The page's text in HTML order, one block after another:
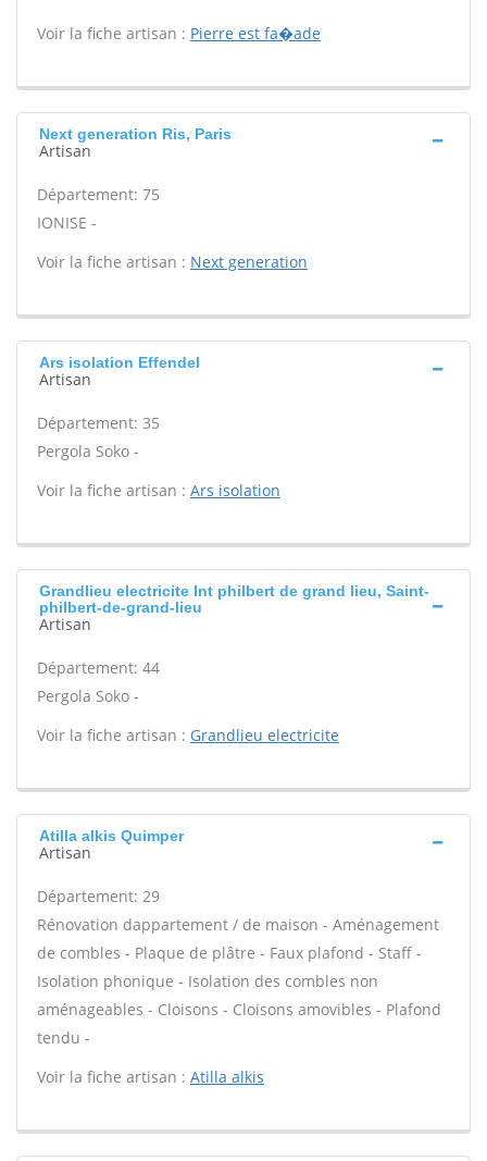
Voir la fiche artisan : Pierre est fa�ade
Next generation Ris, Paris
Artisan
Département: 75
IONISE -
Voir la fiche artisan : Next generation
Ars isolation Effendel
Artisan
Département: 35
Pergola Soko -
Voir la fiche artisan : Ars isolation
Grandlieu electricite Int philbert de grand lieu, Saint-
philbert-de-grand-lieu
Artisan
Département: 44
Pergola Soko -
Voir la fiche artisan : Grandlieu electricite
Atilla alkis Quimper
Artisan
Département: 29
Rénovation dappartement / de maison - Aménagement
de combles - Plaque de plâtre - Faux plafond - Staff -
Isolation phonique - Isolation des combles non
aménageables - Cloisons - Cloisons amovibles - Plafond
tendu -
Voir la fiche artisan : Atilla alkis